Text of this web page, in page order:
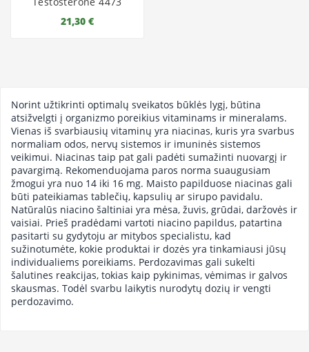
21,30 €
Norint užtikrinti optimalų sveikatos būklės lygį, būtina
atsižvelgti į organizmo poreikius vitaminams ir mineralams.
Vienas iš svarbiausių vitaminų yra niacinas, kuris yra svarbus
normaliam odos, nervų sistemos ir imuninės sistemos
veikimui. Niacinas taip pat gali padėti sumažinti nuovargį ir
pavargimą. Rekomenduojama paros norma suaugusiam
žmogui yra nuo 14 iki 16 mg. Maisto papilduose niacinas gali
būti pateikiamas tablečių, kapsulių ar sirupo pavidalu.
Natūralūs niacino šaltiniai yra mėsa, žuvis, grūdai, daržovės ir
vaisiai. Prieš pradėdami vartoti niacino papildus, patartina
pasitarti su gydytoju ar mitybos specialistu, kad
sužinotumėte, kokie produktai ir dozės yra tinkamiausi jūsų
individualiems poreikiams. Perdozavimas gali sukelti
šalutines reakcijas, tokias kaip pykinimas, vėmimas ir galvos
skausmas. Todėl svarbu laikytis nurodytų dozių ir vengti
perdozavimo.